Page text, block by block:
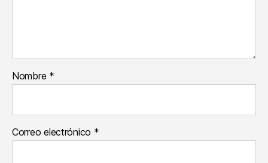
Nombre *
Correo electrónico *